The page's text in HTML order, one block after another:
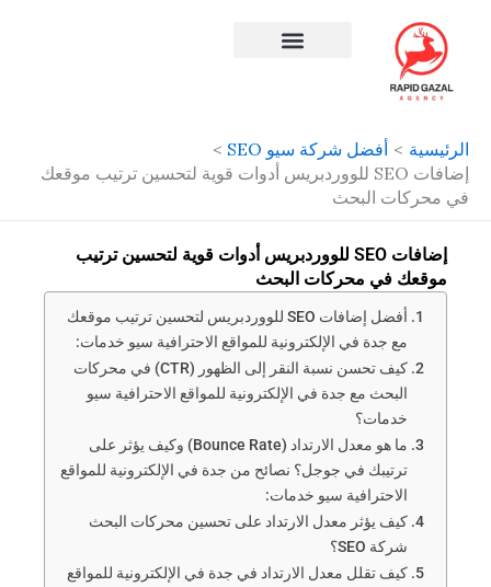
الرئيسية
أفضل شركة سيو SEO
إضافات SEO للووردبريس أدوات قوية لتحسين ترتيب موقعك
في محركات البحث
إضافات SEO للووردبريس أدوات قوية لتحسين ترتيب
موقعك في محركات البحث
أفضل إضافات SEO للووردبريس لتحسين ترتيب موقعك
مع جدة في الإلكترونية للمواقع الاحترافية سيو خدمات:
كيف تحسن نسبة النقر إلى الظهور (CTR) في محركات
البحث مع جدة في الإلكترونية للمواقع الاحترافية سيو
خدمات؟
ما هو معدل الارتداد (Bounce Rate) وكيف يؤثر على
ترتيبك في جوجل؟ نصائح من جدة في الإلكترونية للمواقع
الاحترافية سيو خدمات:
كيف يؤثر معدل الارتداد على تحسين محركات البحث
شركة SEO؟
كيف تقلل معدل الارتداد في جدة في الإلكترونية للمواقع